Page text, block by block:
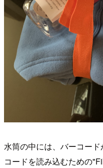
水筒の中には、バーコー
コードを読み込むための